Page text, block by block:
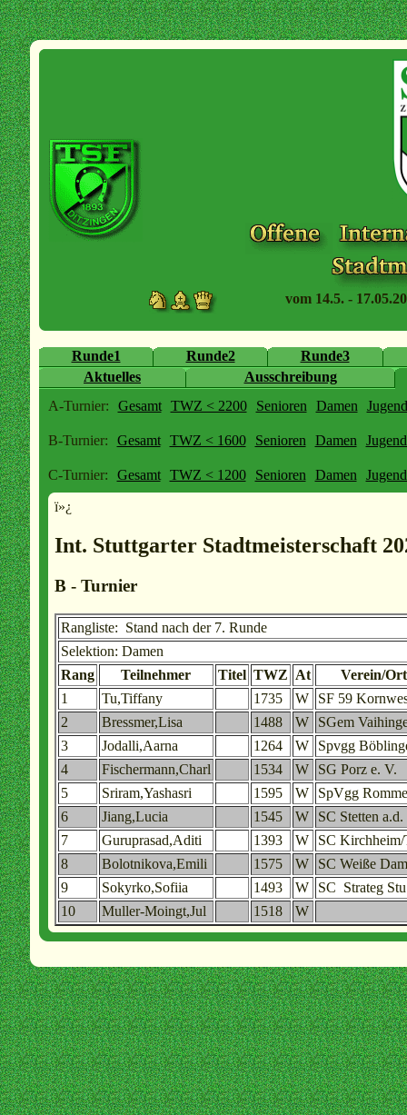
vom 14.5. -
Runde1 Runde2
Runde3
Aktuelles
Ausschreibung
A-Turnier:
Gesamt TWZ < 2200 Senioren Damen
B-Turnier: Gesamt TWZ < 1600 Senioren Damen
C-Turnier: Gesamt TWZ < 1200 Senioren Damen
ï»¿
Int. Stuttgarter Stadtmeisterschaft
B - Turnier
Rangliste: Stand nach der 7. Runde
Selektion: Damen
Rang
Teilnehmer Titel TWZ At
Verein/Ort
1
Tu,Tiffany 1735 W
SF 59
2
Bressmer,Lisa 1488 W
SGem
3
Jodalli,Aarna 1264 W
Spvgg
4
Fischermann,Charl 1534 W
SG Porz e. V.
5
Sriram,Yashasri 1595 W
SpVgg
6
Jiang,Lucia 1545 W
SC Stetten a.d.
7
Guruprasad,Aditi 1393 W
SC Kirchheim/
8
Bolotnikova,Emili 1575 W
SC Weiße
9
Sokyrko,Sofiia 1493 W
SC Strateg Stu
10
Muller-Moingt,Jul 1518 W